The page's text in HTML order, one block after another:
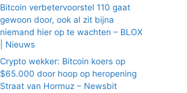
Bitcoin verbetervoorstel 110 gaat
gewoon door, ook al zit bijna
niemand hier op te wachten – BLOX
| Nieuws
Crypto wekker: Bitcoin koers op
$65.000 door hoop op heropening
Straat van Hormuz – Newsbit